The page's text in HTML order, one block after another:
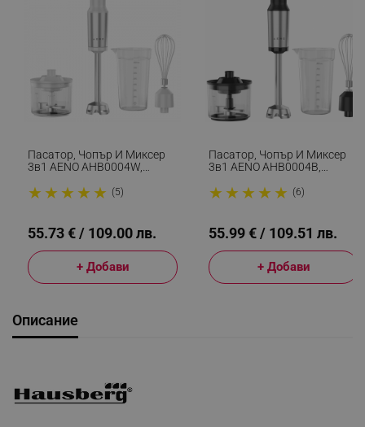
Пасатор, Чопър И Миксер
3в1 AENO AHB0004W,
Турбо, DC Мотор, Бял/
Инокс
★ ★ ★ ★ ★ (5)
55.73 € / 109.00 лв.
+ Добави
Пасатор, Чопър И Миксер
3в1 AENO AHB0004B,
Турбо, DC Мотор, Черен/
Инокс
★ ★ ★ ★ ★ (6)
55.99 € / 109.51 лв.
+ Добави
Описание